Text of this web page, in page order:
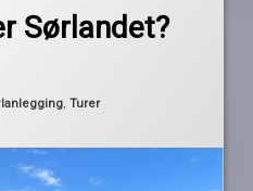
Sørlandet?
,Turer